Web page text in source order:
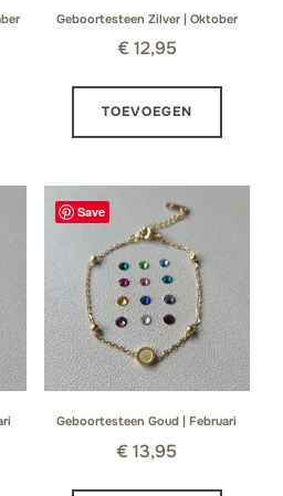
Geboortesteen Zilver | Oktober
€ 12,95
TOEVOEGEN
Save
Geboortesteen Goud | Februari
€ 13,95